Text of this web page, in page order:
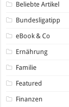
Beliebte Artikel
Bundesligatipp
eBook & Co
Ernährung
Familie
Featured
Finanzen